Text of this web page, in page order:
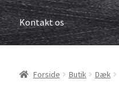
Kontakt os
Forside Butik Dæk